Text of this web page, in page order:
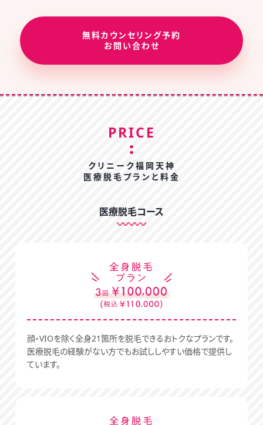
無料カウンセリング予約
お問い合わせ
PRICE
クリニーク福岡天神
医療脱毛プランと料金
医療脱毛コース
顔・VIOを除く全身21箇所を脱毛できるおトクなプランです。
医療脱毛の経験がない方でもお試ししやすい価格で提供し
ています。